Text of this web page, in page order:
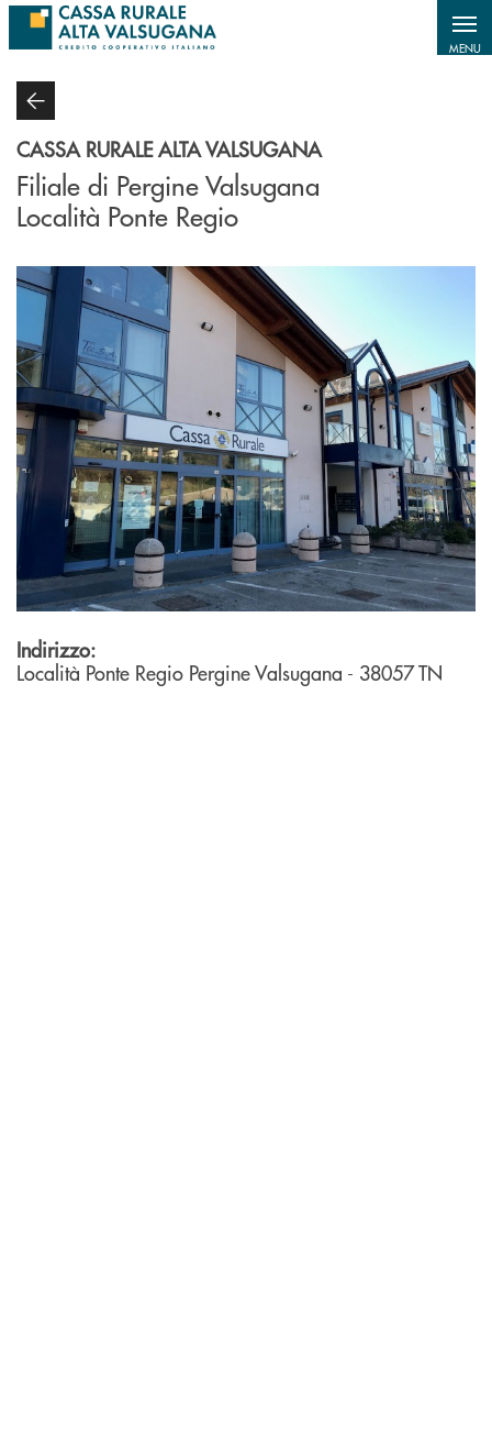
Salta al contenuto principale
MENU
CASSA RURALE ALTA VALSUGANA
Filiale di Pergine Valsugana
Località Ponte Regio
Indirizzo:
Località Ponte Regio Pergine Valsugana - 38057TN